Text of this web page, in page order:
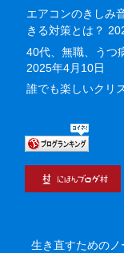
エアコンのきしみ
きる対策とは？
40代、無職、うつ
2025年4月10日
誰でも楽しいクリ
生き直すための